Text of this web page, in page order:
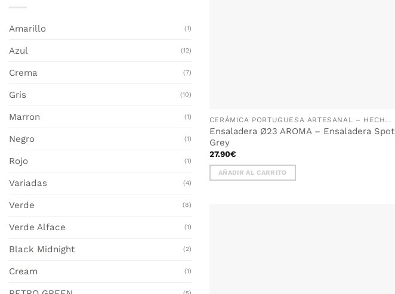
Amarillo (1)
Azul (12)
Crema (7)
Gris (10)
Marron (1)
Negro (1)
Rojo (1)
Variadas (4)
Verde (8)
Verde Alface (1)
Black Midnight (2)
Cream (1)
CERÁMICA PORTUGUESA ARTESANAL – HECHA A MANO EN PORTUGAL
Ensaladera Ø23 AROMA – Ensaladera Spot
Grey
27.90€
AÑADIR AL CARRITO